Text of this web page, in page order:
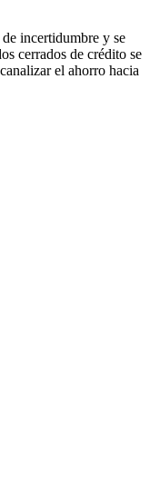
incertidumbre y se
cerrados de crédito se
el ahorro hacia